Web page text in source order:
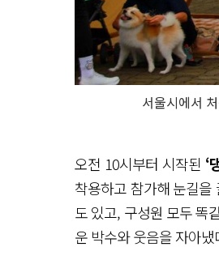
서울시에서
오전 10시부터 시작된 ‘
착용하고 참가해 눈길
도 있고, 구성원 모두 똑
운 박수와 웃음을 자아냈